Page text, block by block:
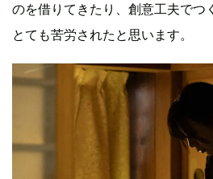
のを借りてきたり、創意工夫でつ
とても苦労されたと思います。